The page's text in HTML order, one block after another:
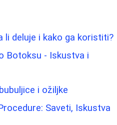
li deluje i kako ga koristiti?
Botoksu - Iskustva i
i ožiljke
Saveti, Iskustva